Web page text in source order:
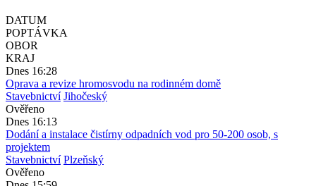
DATUM
POPTÁVKA
OBOR
KRAJ
Dnes 16:28
Oprava a revize hromosvodu na rodinném domě
Stavebnictví Jihočeský
Ověřeno
Dnes 16:13
Dodání a instalace čistírny odpadních vod pro 50-200 osob, s
projektem
Stavebnictví Plzeňský
Ověřeno